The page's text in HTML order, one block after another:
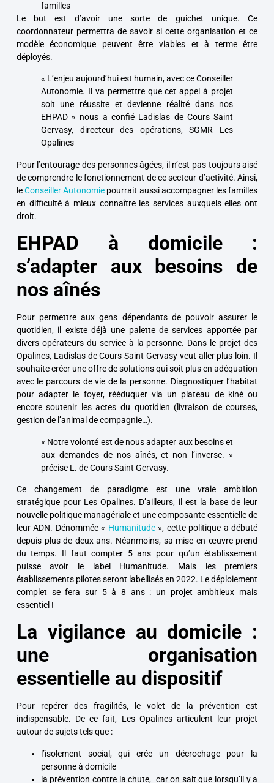
familles
Le but est d’avoir une sorte de guichet unique. Ce
coordonnateur permettra de savoir si cette organisation et ce
modèle économique peuvent être viables et à terme être
déployés.
« L’enjeu aujourd’hui est humain, avec ce Conseiller
Autonomie. Il va permettre que cet appel à projet
soit une réussite et devienne réalité dans nos
EHPAD » nous a confié Ladislas de Cours Saint
Gervasy, directeur des opérations, SGMR Les
Opalines
Pour l’entourage des personnes âgées, il n’est pas toujours aisé
de comprendre le fonctionnement de ce secteur d’activité. Ainsi,
leConseiller Autonomie pourrait aussi accompagner les familles
en difficulté à mieux connaître les services auxquels elles ont
droit.
EHPAD à domicile :
s’adapter aux besoins de
nos aînés
Pour permettre aux gens dépendants de pouvoir assurer le
quotidien, il existe déjà une palette de services apportée par
divers opérateurs du service à la personne. Dans le projet des
Opalines, Ladislas de Cours Saint Gervasy veut aller plus loin. Il
souhaite créer une offre de solutions qui soit plus en adéquation
avec le parcours de vie de la personne. Diagnostiquer l’habitat
pour adapter le foyer, rééduquer via un plateau de kiné ou
encore soutenir les actes du quotidien (livraison de courses,
gestion de l’animal de compagnie…).
« Notre volonté est de nous adapter aux besoins et
aux demandes de nos aînés, et non l’inverse. »
précise L. de Cours Saint Gervasy.
Ce changement de paradigme est une vraie ambition
stratégique pour Les Opalines. D’ailleurs, il est la base de leur
nouvelle politique managériale et une composante essentielle de
leur ADN. Dénommée « Humanitude», cette politique a débuté
depuis plus de deux ans. Néanmoins, sa mise en œuvre prend
du temps. Il faut compter 5 ans pour qu’un établissement
puisse avoir le label Humanitude. Mais les premiers
établissements pilotes seront labellisés en 2022. Le déploiement
complet se fera sur 5 à 8 ans : un projet ambitieux mais
essentiel !
La vigilance au domicile :
une organisation
essentielle au dispositif
Pour repérer des fragilités, le volet de la prévention est
indispensable. De ce fait, Les Opalines articulent leur projet
autour de sujets tels que :
l’isolement social, qui crée un décrochage pour la
personne à domicile
la prévention contre la chute, car on sait que lorsqu’il y a